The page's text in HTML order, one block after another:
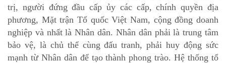
trị, người đứng đầu cấp ủy các cấp, chính quyền địa
phương, Mặt trận Tổ quốc Việt Nam, cộng đồng doanh
nghiệp và nhất là Nhân dân. Nhân dân phải là trung tâm
bảo vệ, là chủ thể cùng đấu tranh, phải huy động sức
mạnh từ Nhân dân để tạo thành phong trào. Hệ thống tổ